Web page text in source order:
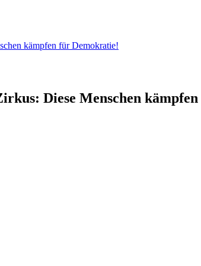
kämpfen für Demokratie!
Diese Menschen